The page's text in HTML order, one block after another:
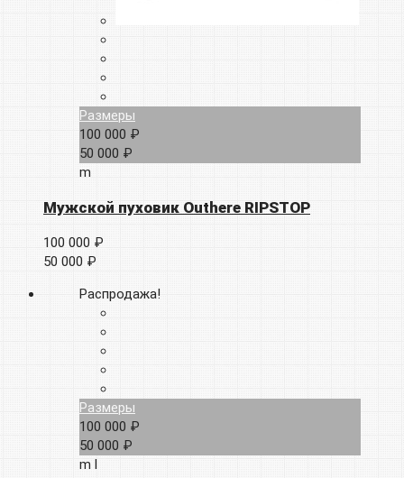
Размеры
100 000 ₽
50 000 ₽
m
Мужской пуховик Outhere RIPSTOP
100 000 ₽
50 000 ₽
Распродажа!
Размеры
100 000 ₽
50 000 ₽
m l